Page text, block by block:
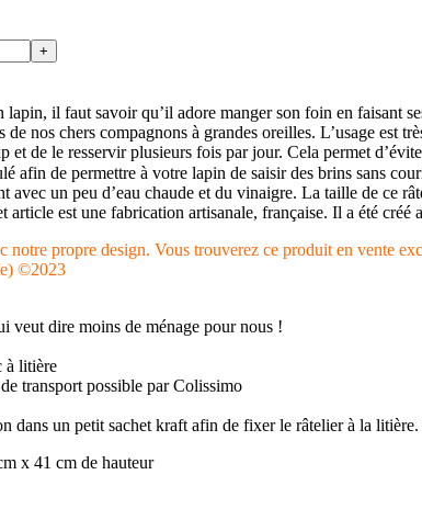
il faut savoir qu’il adore manger son foin en faisant
nos chers compagnons à grandes oreilles. L’usage est
de le resservir plusieurs fois par jour. Cela permet
afin de permettre à votre lapin de saisir des brins sans
avec un peu d’eau chaude et du vinaigre. La taille de
est une fabrication artisanale, française. Il a été créé
propre design. Vous trouverez ce produit en vente
©2023
veut dire moins de ménage pour nous !
à litière
transport possible par Colissimo
dans un petit sachet kraft afin de fixer le râtelier à la
x 41 cm de hauteur